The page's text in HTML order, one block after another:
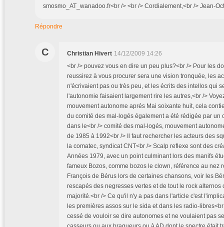
smosmo_AT_wanadoo.fr<br /> <br /> Cordialement,<br /> Jean-
Répondre
C Christian Hivert 14/12/2009 14:26
<br /> pouvez vous en dire un peu plus?<br /> Pour les
reussirez à vous procurer sera une vision tronquée, les
n'écrivaient pas ou très peu, et les écrits des intellos qui
l'autonomie faisaient largement rire les autres,<br />
mouvement autonome aprés Mai soixante huit, cela
du comité des mal-logés également a été rédigée par un
dans le<br /> comité des mal-logés, mouvement
de 1985 à 1992<br /> Il faut rechercher les acteurs des
la comatec, syndicat CNT<br /> Scalp reflexe sont des
Années 1979, avec un point culminant lors des manifs
fameux Bozos, comme bozos le clown, référence au nez
François de Bérus lors de certaines chansons, voir les
rescapés des negresses vertes et de tout le rock alternos
majorité.<br /> Ce qu'il n'y a pas dans l'article c'est
les premières assos sur le sida et dans les radio-
cessé de vouloir se dire autonomes et ne voulaient pas